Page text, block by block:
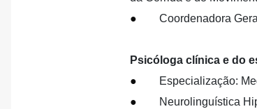
● Coordenadora
Psicóloga clínica e do
●
Especialização:
●
Neurolinguística